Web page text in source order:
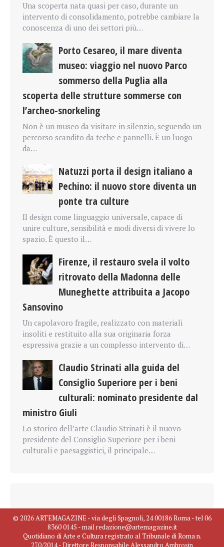
Una scoperta nata quasi per caso, durante un
intervento di consolidamento, potrebbe cambiare la
conoscenza di uno dei settori più…
Porto Cesareo, il mare diventa
museo: viaggio nel nuovo Parco
sommerso della Puglia alla
scoperta delle strutture sommerse con
l’archeo-snorkeling
Non è un museo da visitare in silenzio, seguendo un
percorso scandito da teche e pannelli. È un luogo
da…
Natuzzi porta il design italiano a
Pechino: il nuovo store diventa un
ponte tra culture
Il design come linguaggio universale, capace di
unire culture, sensibilità e modi diversi di vivere lo
spazio. È questo il…
Firenze, il restauro svela il volto
ritrovato della Madonna delle
Muneghette attribuita a Jacopo
Sansovino
Un capolavoro fragile, realizzato con materiali
insoliti e restituito alla sua originaria forza
espressiva grazie a un complesso intervento di…
Claudio Strinati alla guida del
Consiglio Superiore per i beni
culturali: nominato presidente dal
ministro Giuli
Lo storico dell’arte Claudio Strinati è il nuovo
presidente del Consiglio Superiore per i beni
culturali e paesaggistici, il principale…
© 2026 ARTEMAGAZINE - via degli Spagnoli, 24 00186 Roma - tel 06
8360 0145 - mail redazione@artemagazine.it
Quotidiano di Arte e Cultura registrato al Tribunale di Roma n.
270/2014 - Direttore Responsabile Alessandro Ambrosin